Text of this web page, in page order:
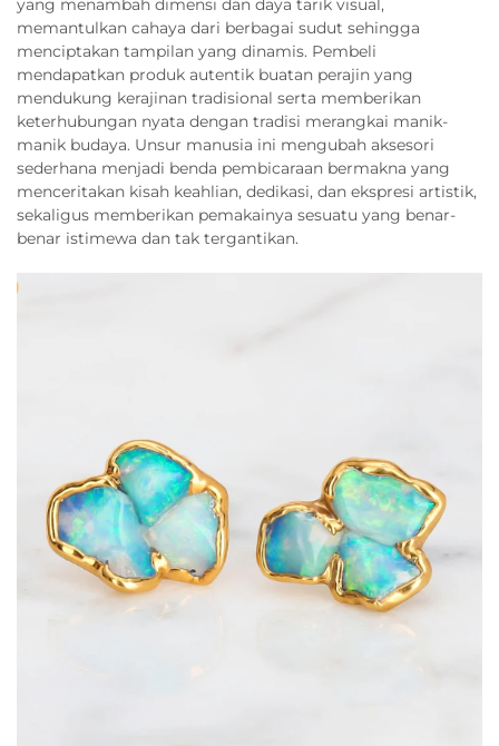
memantulkan cahaya dari berbagai sudut sehingga
menciptakan tampilan yang dinamis. Pembeli
mendapatkan produk autentik buatan perajin yang
mendukung kerajinan tradisional serta memberikan
keterhubungan nyata dengan tradisi merangkai manik-
manik budaya. Unsur manusia ini mengubah aksesori
sederhana menjadi benda pembicaraan bermakna yang
menceritakan kisah keahlian, dedikasi, dan ekspresi artistik,
sekaligus memberikan pemakainya sesuatu yang benar-
benar istimewa dan tak tergantikan.